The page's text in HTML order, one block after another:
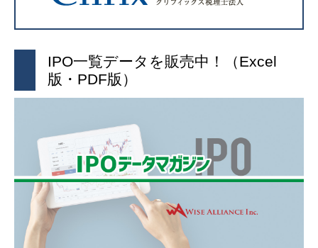
IPO一覧データを販売中！（Excel
版・PDF版）